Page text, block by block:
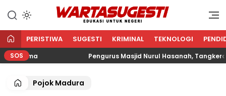
WARTA SUGESTI √ EDUKASI
Edukasi Untuk Negeri
PERISTIWA SUGESTI KRIMINAL TEKNOLOGI
SOS Pengurus Masjid Nurul Hasanah, Tangkerang
Pojok Madura